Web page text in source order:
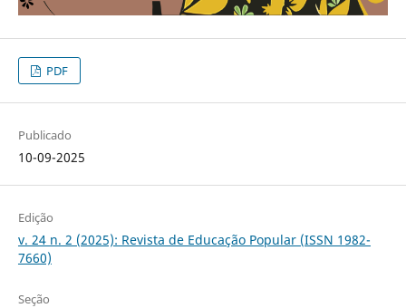
PDF
Publicado
10-09-2025
Edição
v. 24 n. 2 (2025): Revista de Educação Popular (ISSN 1982-
7660)
Seção